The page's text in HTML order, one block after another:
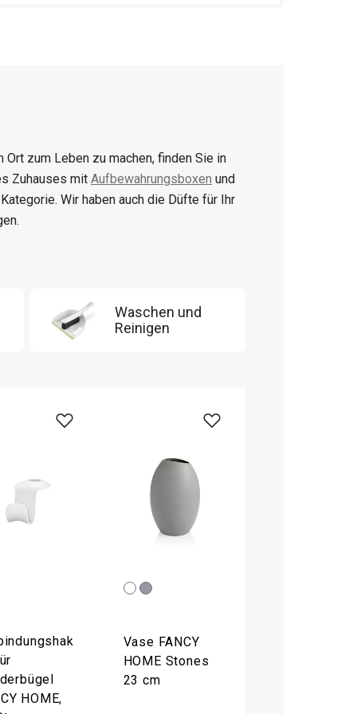
zum Leben zu machen, finden Sie in
Zuhauses mit Aufbewahrungsboxen und
Wir haben auch die Düfte für Ihr
Waschen und
Reinigen
HOME,
Vase FANCY
HOME Stones
23 cm